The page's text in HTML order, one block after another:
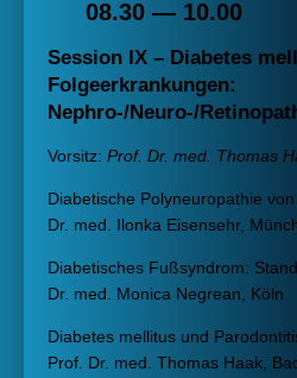
08.30 — 10.00
Session IX – Diabetes
Folgeerkrankungen:
Nephro-/Neuro-/
Vorsitz: Prof. Dr. med. Thomas
Diabetische Polyneuropathie
Dr. med. Ilonka Eisensehr,
Diabetisches Fußsyndrom:
Dr. med. Monica Negrean, Köln
Diabetes mellitus und
Prof. Dr. med. Thomas Haak,